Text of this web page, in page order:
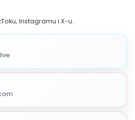
Instagramu i X-u.